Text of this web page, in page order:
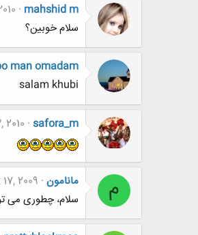
mahshid m
سلام خوبين؟
man omadam
salam khubi
safora_m
م مانامون 2009
سلام، چطوری می